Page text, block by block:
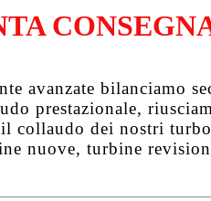
avanzate bilanciamo
prestazionale,
collaudo dei nostri
nuove, turbine